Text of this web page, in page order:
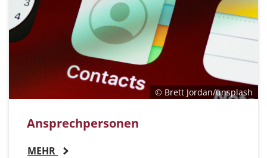
© Brett Jordan/unsplash
Ansprechpersonen
MEHR